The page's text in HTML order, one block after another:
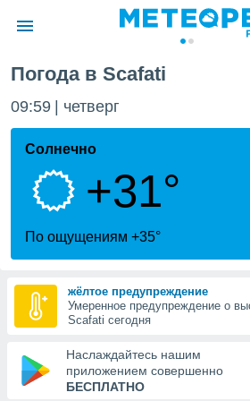
о
Вы можете
к этому
доступ
Погода в Scafati
09:59 четверг
Солнечно
+31°
По ощущениям +35°
жёлтое предупреждение
Умеренное предупреждение о
Scafati сегодня
Наслаждайтесь нашим
приложением совершенно
БЕСПЛАТНО